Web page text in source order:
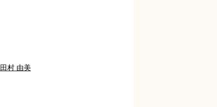
田村 由美